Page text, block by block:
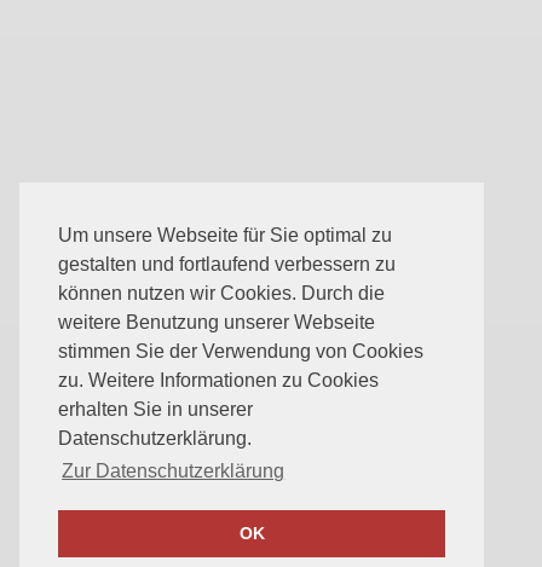
Um unsere Webseite für Sie optimal zu
gestalten und fortlaufend verbessern zu
können nutzen wir Cookies. Durch die
weitere Benutzung unserer Webseite
stimmen Sie der Verwendung von Cookies
zu. Weitere Informationen zu Cookies
erhalten Sie in unserer
Datenschutzerklärung.
Zur Datenschutzerklärung
OK